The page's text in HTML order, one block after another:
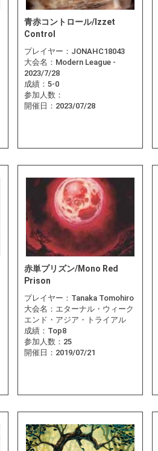
青赤コントロール/Izzet
Control
プレイヤー： JONAHC18043
大会名： Modern League -
2023/7/28
成績： 5-0
参加人数：
開催日： 2023/07/28
赤単プリズン/Mono Red
Prison
プレイヤー： Tanaka Tomohiro
大会名： エターナル・ウィーク
エンド・アジア・トライアル
成績： Top8
参加人数： 25
開催日： 2019/07/21